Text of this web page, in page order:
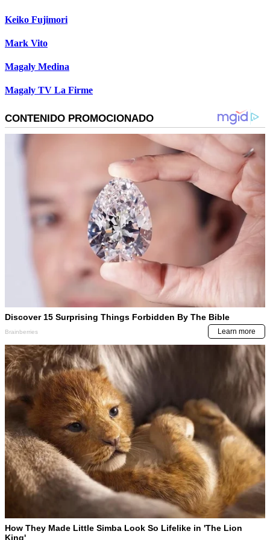
Keiko Fujimori
Mark Vito
Magaly Medina
Magaly TV La Firme